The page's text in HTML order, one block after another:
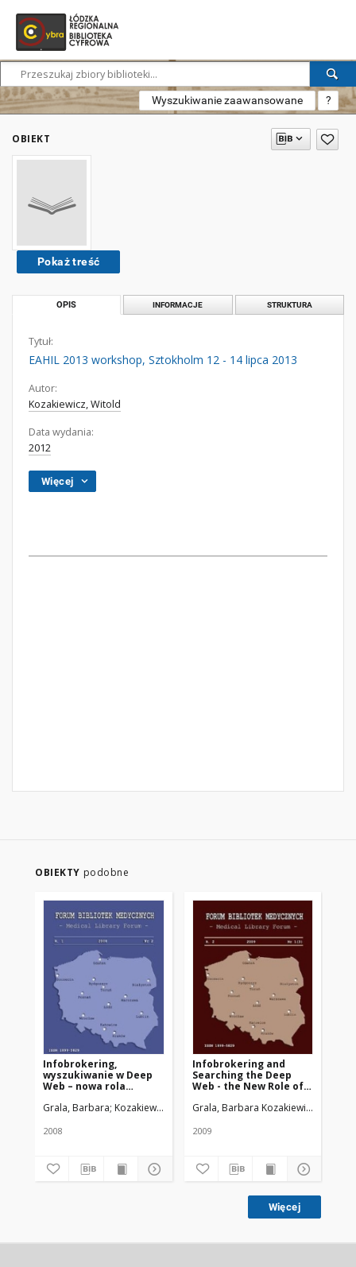
Wyszukiwanie zaawansowane ?
OBIEKT
Pokaż treść
OPIS INFORMACJE STRUKTURA
Tytuł:
EAHIL 2013 workshop, Sztokholm 12 - 14 lipca 2013
Autor:
Kozakiewicz, Witold
Data wydania:
2012
Więcej
OBIEKTY podobne
Infobrokering,
wyszukiwanie w Deep
Web – nowa rola
informacji medycznej
Grala, Barbara; Kozakiewicz, Witold Uniwersytet Medyczny w Łodzi
2008
Infobrokering and
Searching the Deep
Web - the New Role of
Department of Medical
Grala, Barbara Kozakiewicz, Witold
2009
Więcej